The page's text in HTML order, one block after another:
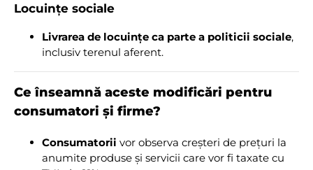
Locuințe sociale
Livrarea de locuințe ca parte a politicii sociale,
inclusiv terenul aferent.
Ce înseamnă aceste modificări pentru
consumatori și firme?
Consumatorii vor observa creșteri de prețuri la
anumite produse și servicii care vor fi taxate cu